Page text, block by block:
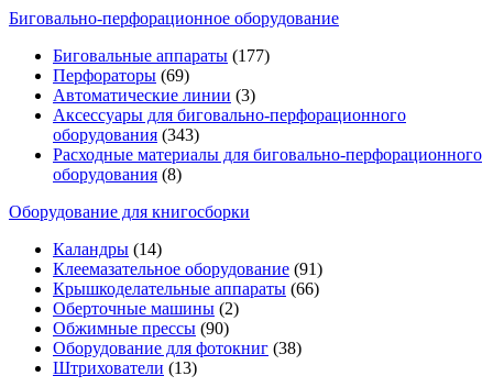
Биговально-перфорационное оборудование
Биговальные аппараты (177)
Перфораторы (69)
Автоматические линии (3)
Аксессуары для биговально-перфорационного
оборудования (343)
Расходные материалы для биговально-перфорационного
оборудования (8)
Оборудование для книгосборки
Каландры (14)
Клеемазательное оборудование (91)
Крышкоделательные аппараты (66)
Оберточные машины (2)
Обжимные прессы (90)
Оборудование для фотокниг (38)
Штрихователи (13)